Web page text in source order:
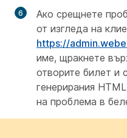
Ако срещнете
от изгледа на
https://
име, щракнете
отворите билет и
генерирания
на проблема в